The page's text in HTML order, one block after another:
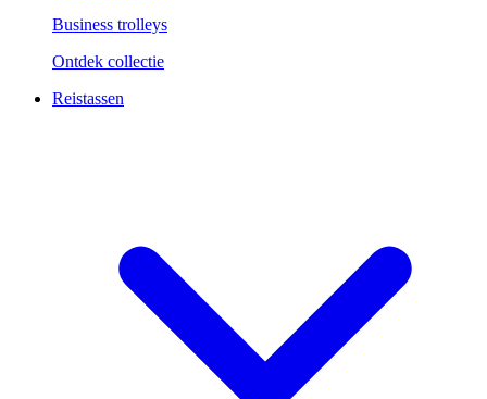
Business trolleys
Ontdek collectie
Reistassen